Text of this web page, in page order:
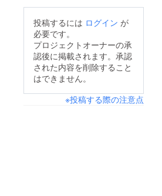
投稿するには ログイン が
必要です。
プロジェクトオーナーの承
認後に掲載されます。承認
された内容を削除すること
はできません。
※投稿する際の注意点